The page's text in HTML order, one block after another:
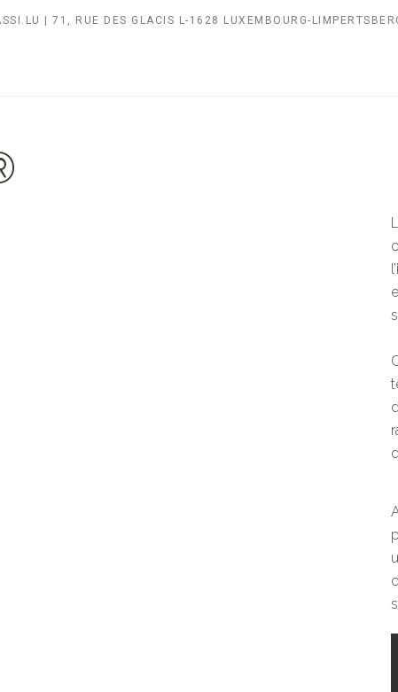
| 71, RUE DES GLACIS L-1628 LUXEMBOURG-